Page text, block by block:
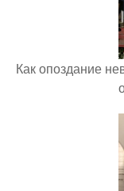
Как опоздание